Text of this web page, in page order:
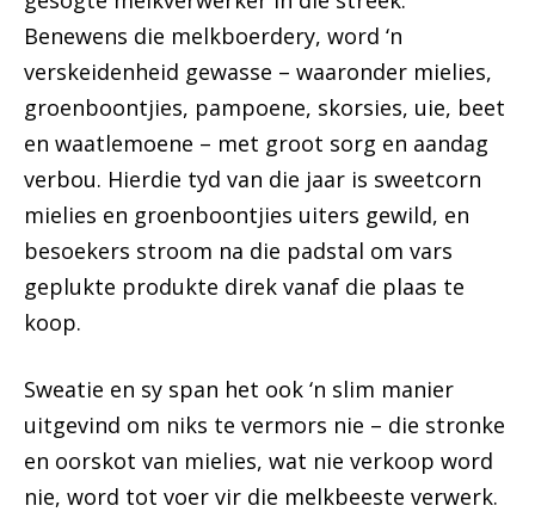
Benewens die melkboerdery, word ‘n
verskeidenheid gewasse – waaronder mielies,
groenboontjies, pampoene, skorsies, uie, beet
en waatlemoene – met groot sorg en aandag
verbou. Hierdie tyd van die jaar is sweetcorn
mielies en groenboontjies uiters gewild, en
besoekers stroom na die padstal om vars
geplukte produkte direk vanaf die plaas te
koop.
Sweatie en sy span het ook ‘n slim manier
uitgevind om niks te vermors nie – die stronke
en oorskot van mielies, wat nie verkoop word
nie, word tot voer vir die melkbeeste verwerk.